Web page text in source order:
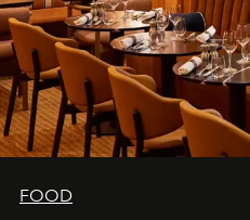
FOOD